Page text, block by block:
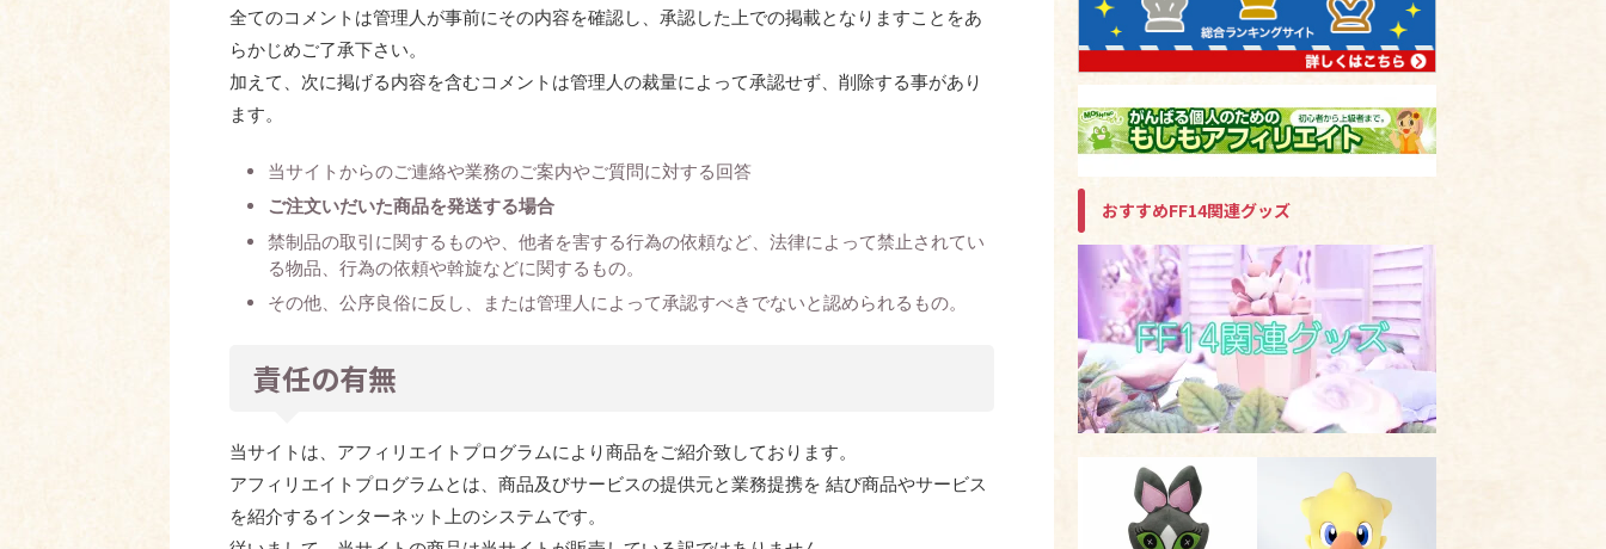
全てのコメントは管理人が事前にその内容を確認し、承認した上での掲載となりますことをあ
らかじめご了承下さい。
加えて、次に掲げる内容を含むコメントは管理人の裁量によって承認せず、削除する事があり
ます。
当サイトからのご連絡や業務のご案内やご質問に対する回答
ご注文いだいた商品を発送する場合
禁制品の取引に関するものや、他者を害する行為の依頼など、法律によって禁止されてい
る物品、行為の依頼や斡旋などに関するもの。
その他、公序良俗に反し、または管理人によって承認すべきでないと認められるもの。
責任の有無
当サイトは、アフィリエイトプログラムにより商品をご紹介致しております。
アフィリエイトプログラムとは、商品及びサービスの提供元と業務提携を 結び商品やサービス
を紹介するインターネット上のシステムです。
おすすめFF14関連グッズ